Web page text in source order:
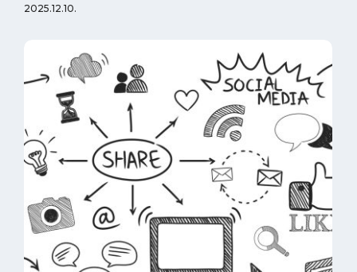
2025.12.10.